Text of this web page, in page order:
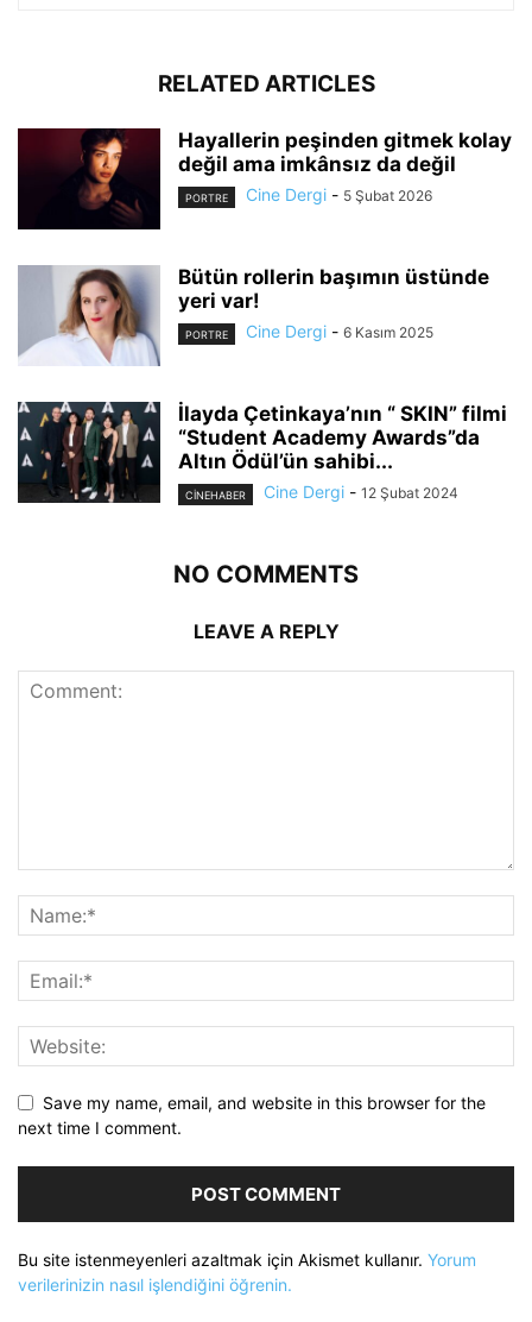
RELATED ARTICLES
Hayallerin peşinden gitmek kolay
değil ama imkânsız da değil
PORTRE Cine Dergi - 5 Şubat 2026
Bütün rollerin başımın üstünde
yeri var!
PORTRE Cine Dergi - 6 Kasım 2025
İlayda Çetinkaya’nın “ SKIN” filmi
“Student Academy Awards”da
Altın Ödül’ün sahibi...
CINEHABER Cine Dergi - 12 Şubat 2024
NO COMMENTS
LEAVE A REPLY
Save my name, email, and website in this browser for the
next time I comment.
Bu site istenmeyenleri azaltmak için Akismet kullanır. Yorum
verilerinizin nasıl işlendiğini öğrenin.